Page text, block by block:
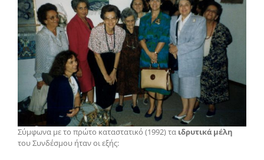
Σύμφωνα με το πρώτο καταστατικό (1992) τα ιδρυτικά μέλη
του Συνδέσμου ήταν οι εξής: